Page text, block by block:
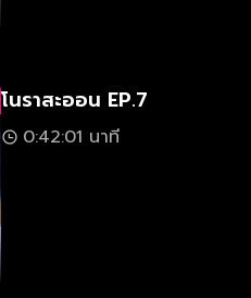
โนราสะออน EP.7
0:42:01 นาที